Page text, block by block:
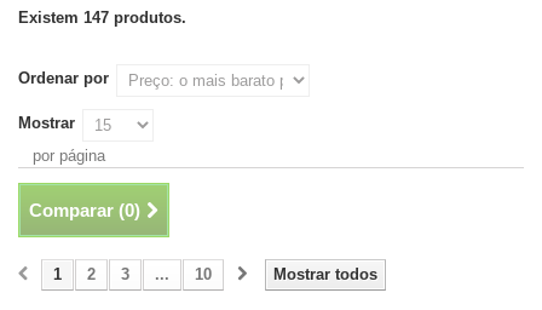
Existem 147 produtos.
Ordenar por
Mostrar
por página
Comparar (0)
Mostrar todos
1 2 3 ... 10